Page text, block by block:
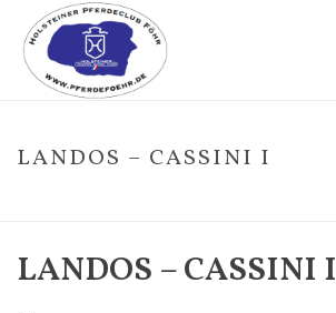
LANDOS – CASSINI I
LANDOS – CASSINI I